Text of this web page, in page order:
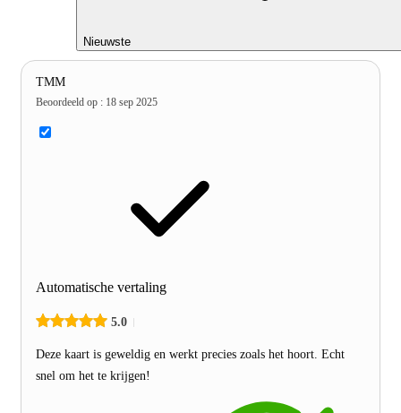
Nieuwste
TMM
Beoordeeld op : 18 sep 2025
Automatische vertaling
5.0
Deze kaart is geweldig en werkt precies zoals het hoort. Echt
snel om het te krijgen!